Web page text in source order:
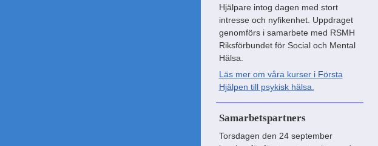
Hjälpare intog dagen med stort
intresse och nyfikenhet. Uppdraget
genomförs i samarbete med RSMH
Riksförbundet för Social och Mental
Hälsa.
Läs mer om våra kurser i Första
Hjälpen till psykisk hälsa.
Samarbetspartners
Torsdagen den 24 september